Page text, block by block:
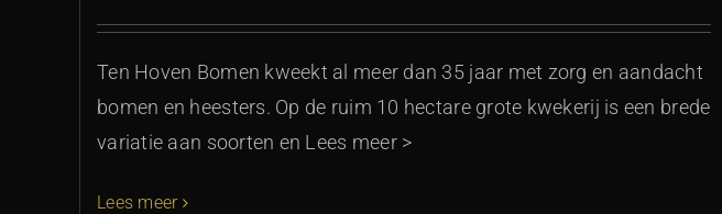
Ten Hoven Bomen kweekt al meer dan 35 jaar met zorg en aandacht
bomen en heesters. Op de ruim 10 hectare grote kwekerij is een brede
variatie aan soorten en Lees meer >
Lees meer